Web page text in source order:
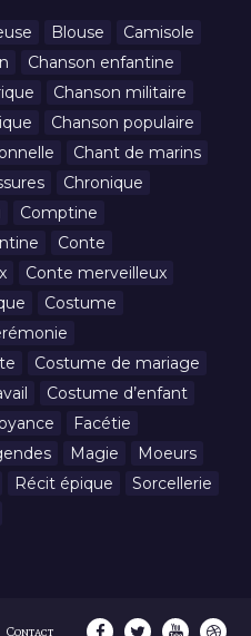
Blouse
Camisole
Chanson enfantine
Chanson militaire
Chanson populaire
Chant de marins
Chronique
Comptine
Conte
Conte merveilleux
Costume
Costume de mariage
Costume d’enfant
Facétie
Magie
Moeurs
Récit épique
Sorcellerie
Contact